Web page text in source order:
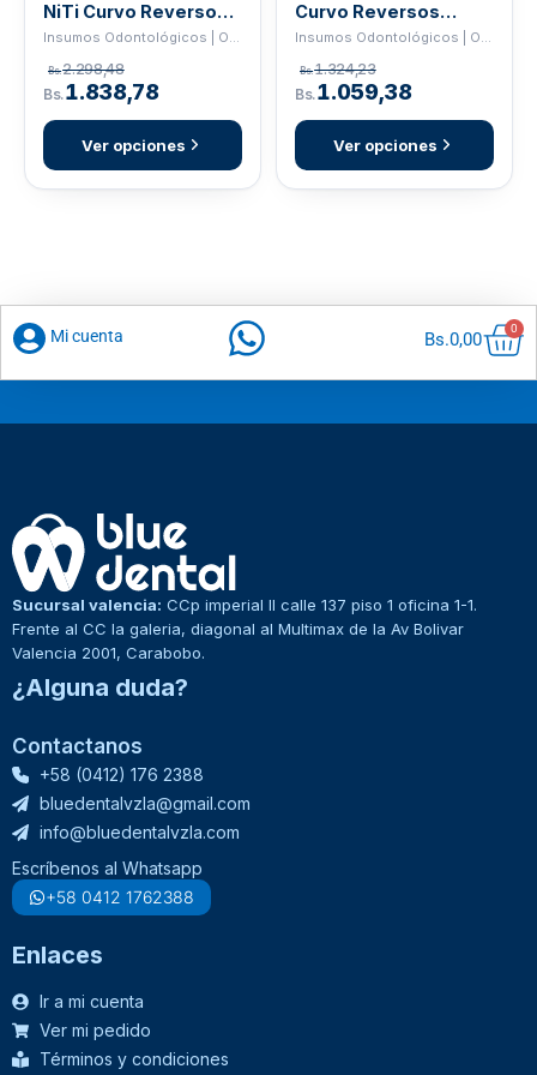
NiTi Curvo Reversos
Archwire
Insumos Odontológicos | ORTHO
Bs.2.298,48
Bs.1.838,78
Ver opciones
Curvo Reversos
Archwire
Insumos Odontológicos | ORTHO
Bs.1.324,23
Bs.1.059,38
Ver opciones
Mi cuenta Bs.0,00
0
Sucursal valencia: CCp imperial II calle 137 piso 1 oficina 1-1.
Frente al CC la galeria, diagonal al Multimax de la Av Bolivar
Valencia 2001, Carabobo.
¿Alguna duda?
Contactanos
+58 (0412) 176 2388
bluedentalvzla@gmail.com
info@bluedentalvzla.com
Escríbenos al Whatsapp
+58 0412 1762388
Enlaces
Ir a mi cuenta
Ver mi pedido
Términos y condiciones